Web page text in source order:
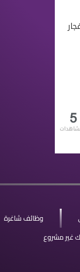
وإصابة 4 آخرين بانفجار
5
وظائف شاغرة
غير مشروع